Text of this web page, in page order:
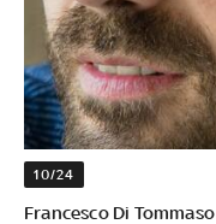
10/24
Francesco Di Tommaso